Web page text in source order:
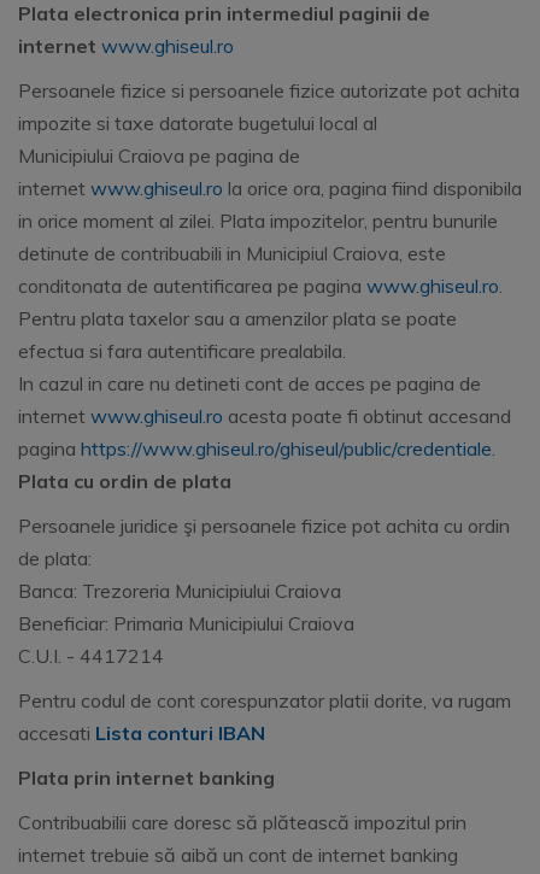
Plata electronica prin intermediul paginii de
internet www.ghiseul.ro
Persoanele fizice si persoanele fizice autorizate pot achita
impozite si taxe datorate bugetului local al
Municipiului Craiova pe pagina de
internet www.ghiseul.ro la orice ora, pagina fiind disponibila
in orice moment al zilei. Plata impozitelor, pentru bunurile
detinute de contribuabili in Municipiul Craiova, este
conditonata de autentificarea pe pagina www.ghiseul.ro.
Pentru plata taxelor sau a amenzilor plata se poate
efectua si fara autentificare prealabila.
In cazul in care nu detineti cont de acces pe pagina de
internet www.ghiseul.ro acesta poate fi obtinut accesand
pagina https://www.ghiseul.ro/ghiseul/public/credentiale.
Plata cu ordin de plata
Persoanele juridice şi persoanele fizice pot achita cu ordin
de plata:
Banca: Trezoreria Municipiului Craiova
Beneficiar: Primaria Municipiului Craiova
C.U.I. - 4417214
Pentru codul de cont corespunzator platii dorite, va rugam
accesati Lista conturi IBAN
Plata prin internet banking
Contribuabilii care doresc să plătească impozitul prin
internet trebuie să aibă un cont de internet banking